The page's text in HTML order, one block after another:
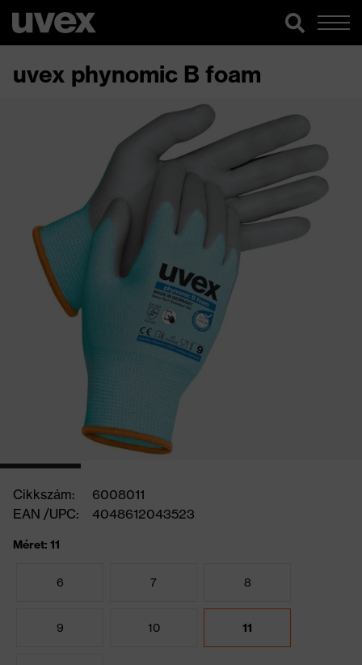
uvex phynomic B foam
Cikkszám:
6008011
EAN /UPC:
4048612043523
Méret: 11
6 7 8
9 10 11